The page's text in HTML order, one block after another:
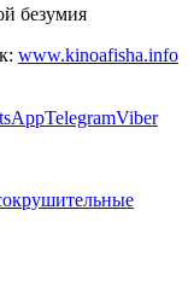
безумия
www.kinoafisha.info
TelegramViber